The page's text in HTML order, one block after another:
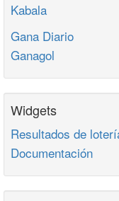
Kabala
Gana Diario
Ganagol
Widgets
Resultados de
Documentación